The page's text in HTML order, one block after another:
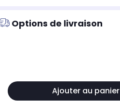
Options de livraison
Ajouter au panier